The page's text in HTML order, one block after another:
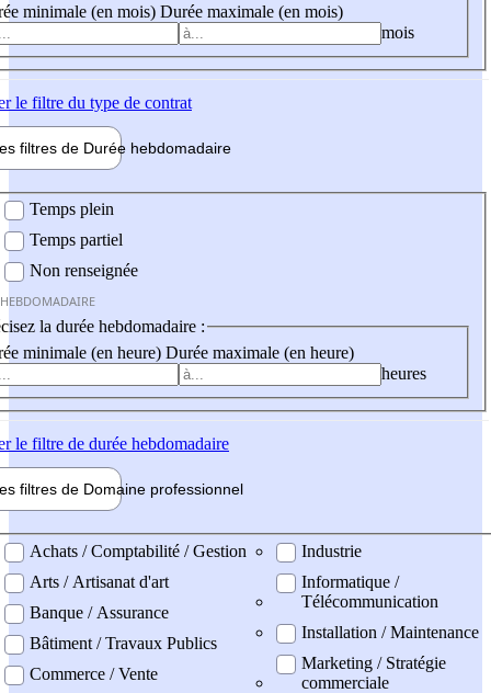
minimale (en mois) Durée maximale (en mois)
mois
le filtre du type de contrat
filtres de Durée hebdomadaire
Temps plein
Temps partiel
Non renseignée
la durée hebdomadaire :
minimale (en heure) Durée maximale (en heure)
heures
le filtre de durée hebdomadaire
filtres de Domaine professionnel
professionel
Achats / Comptabilité / Gestion
Arts / Artisanat d'art
Banque / Assurance
Bâtiment / Travaux Publics
Commerce / Vente
Industrie
Informatique /
Télécommunication
Installation / Maintenance
Marketing / Stratégie
commerciale